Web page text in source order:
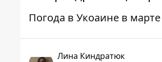
Погода в Укоаине в марте
Лина Киндратюк